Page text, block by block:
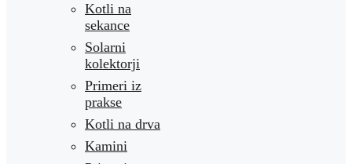
Kotli na
sekance
Solarni
kolektorji
Primeri iz
prakse
Kotli na drva
Kamini